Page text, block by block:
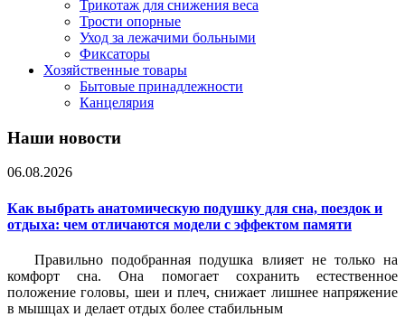
Трикотаж для снижения веса
Трости опорные
Уход за лежачими больными
Фиксаторы
Хозяйственные товары
Бытовые принадлежности
Канцелярия
Наши новости
06.08.2026
Как выбрать анатомическую подушку для сна, поездок и
отдыха: чем отличаются модели с эффектом памяти
Правильно подобранная подушка влияет не только на
комфорт сна. Она помогает сохранить естественное
положение головы, шеи и плеч, снижает лишнее напряжение
в мышцах и делает отдых более стабильным